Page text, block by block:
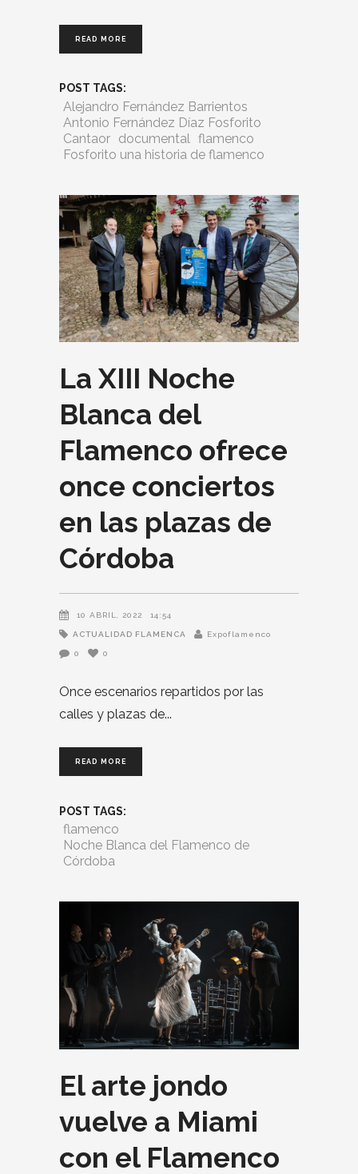
READ MORE
POST TAGS:
Alejandro Fernández Barrientos
Antonio Fernández Díaz Fosforito
Cantaor documental
flamenco
Fosforito una historia de flamenco
La XIII Noche
Blanca del
Flamenco ofrece
once conciertos
en las plazas de
Córdoba
10 ABRIL, 2022 14:54
ACTUALIDAD FLAMENCA Expoflamenco
0 0
Once escenarios repartidos por las
calles y plazas de
READ MORE
POST TAGS:
flamenco
Noche Blanca del Flamenco de
Córdoba
El arte jondo
vuelve a Miami
con el Flamenco